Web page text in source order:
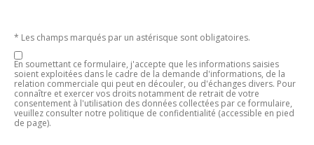
* Les champs marqués par un astérisque sont obligatoires.
En soumettant ce formulaire, j'accepte que les informations saisies
soient exploitées dans le cadre de la demande d'informations, de la
relation commerciale qui peut en découler, ou d'échanges divers. Pour
connaître et exercer vos droits notamment de retrait de votre
consentement à l'utilisation des données collectées par ce formulaire,
veuillez consulter notre politique de confidentialité (accessible en pied
de page).